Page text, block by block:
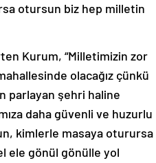
otursun biz hep milletin
Kurum, “Milletimizin zor
olacağız çünkü
parlayan şehri haline
daha güvenli ve huzurlu
kimlerle masaya oturursa
ele gönül gönülle yol